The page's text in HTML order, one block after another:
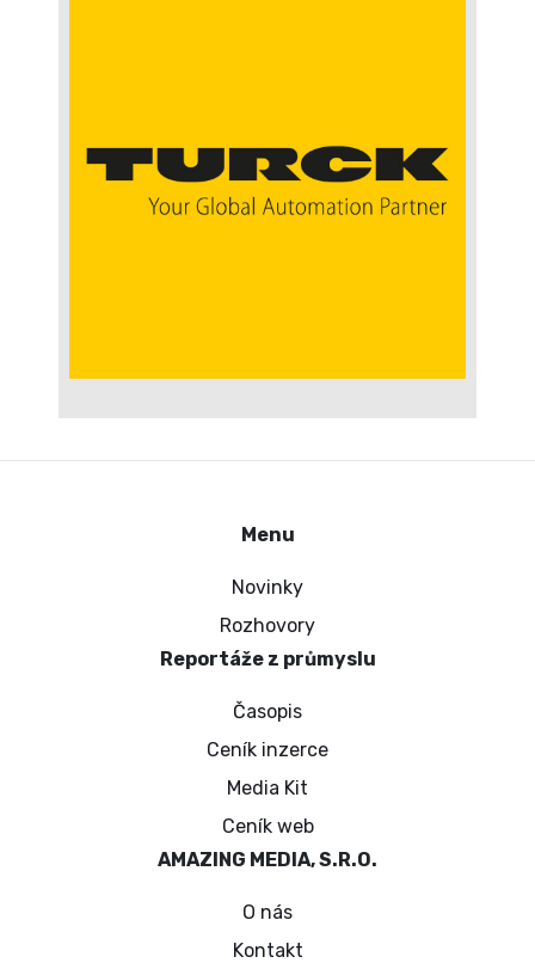
Menu
Novinky
Rozhovory
Reportáže z průmyslu
Časopis
Ceník inzerce
Media Kit
Ceník web
AMAZING MEDIA, S.R.O.
O nás
Kontakt